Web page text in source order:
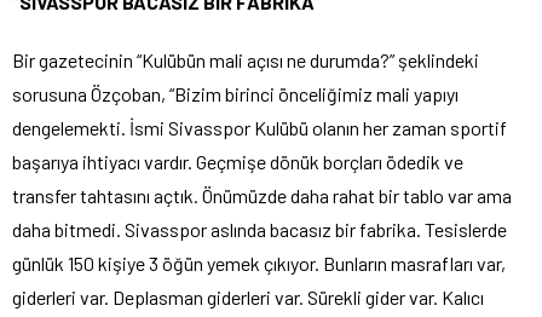
Bir gazetecinin “Kulübün mali açısı ne durumda?” şeklindeki
sorusuna Özçoban, “Bizim birinci önceliğimiz mali yapıyı
dengelemekti. İsmi Sivasspor Kulübü olanın her zaman sportif
başarıya ihtiyacı vardır. Geçmişe dönük borçları ödedik ve
transfer tahtasını açtık. Önümüzde daha rahat bir tablo var ama
daha bitmedi. Sivasspor aslında bacasız bir fabrika. Tesislerde
günlük 150 kişiye 3 öğün yemek çıkıyor. Bunların masrafları var,
giderleri var. Deplasman giderleri var. Sürekli gider var. Kalıcı